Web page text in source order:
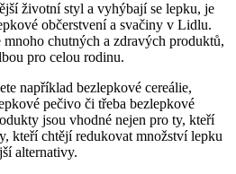
životní styl a vyhýbají se lepku, je
občerstvení‌ a svačiny v Lidlu.
mnoho chutných a​ zdravých produktů,
pro celou ⁤rodinu.
například ⁣bezlepkové cereálie,
⁣pečivo či třeba‍ bezlepkové
jsou vhodné nejen pro ty, kteří
​kteří chtějí redukovat množství ⁣lepku
alternativy.